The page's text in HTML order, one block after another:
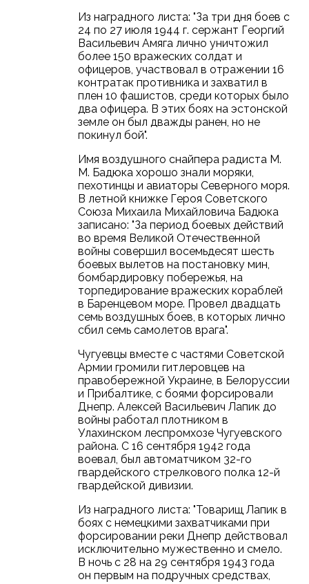
Из наградного листа: "За три дня боев с
24 по 27 июля 1944 г. сержант Георгий
Васильевич Амяга лично уничтожил
более 150 вражеских солдат и
офицеров, участвовал в отражении 16
контратак противника и захватил в
плен 10 фашистов, среди которых было
два офицера. В этих боях на эстонской
земле он был дважды ранен, но не
покинул бой".
Имя воздушного снайпера радиста М.
М. Бадюка хорошо знали моряки,
пехотинцы и авиаторы Северного моря.
В летной книжке Героя Советского
Союза Михаила Михайловича Бадюка
записано: "За период боевых действий
во время Великой Отечественной
войны совершил восемьдесят шесть
боевых вылетов на постановку мин,
бомбардировку побережья, на
торпедирование вражеских кораблей
в Баренцевом море. Провел двадцать
семь воздушных боев, в которых лично
сбил семь самолетов врага".
Чугуевцы вместе с частями Советской
Армии громили гитлеровцев на
правобережной Украине, в Белоруссии
и Прибалтике, с боями форсировали
Днепр. Алексей Васильевич Лапик до
войны работал плотником в
Улахинском леспромхозе Чугуевского
района. С 16 сентября 1942 года
воевал, был автоматчиком 32-го
гвардейского стрелкового полка 12-й
гвардейской дивизии.
Из наградного листа: "Товарищ Лапик в
боях с немецкими захватчиками при
форсировании реки Днепр действовал
исключительно мужественно и смело.
В ночь с 28 на 29 сентября 1943 года
он первым на подручных средствах,